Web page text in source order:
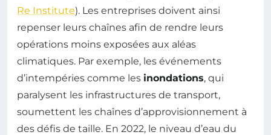
Re Institute). Les entreprises doivent ainsi
repenser leurs chaînes afin de rendre leurs
opérations moins exposées aux aléas
climatiques. Par exemple, les événements
d’intempéries comme les inondations, qui
paralysent les infrastructures de transport,
soumettent les chaînes d’approvisionnement à
des défis de taille. En 2022, le niveau d’eau du